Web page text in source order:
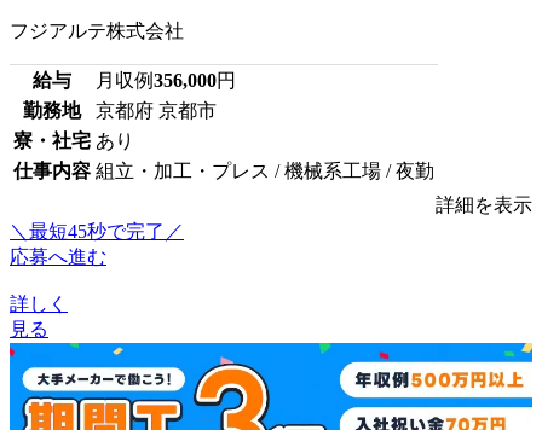
フジアルテ株式会社
給与 月収例356,000円
勤務地
京都府 京都市
寮・社宅 あり
仕事内容 組立・加工・プレス / 機械系工場 / 夜勤
詳細を表示
＼最短45秒で完了／
応募へ進む
詳しく
見る